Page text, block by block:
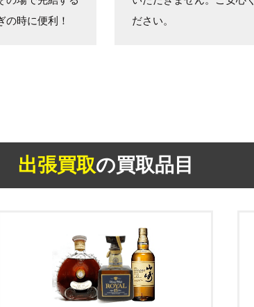
の時に便利！
ださい。
出張買取の買取品目